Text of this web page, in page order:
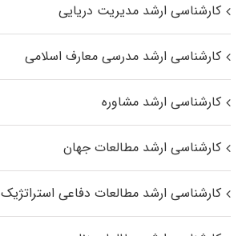
کارشناسی ارشد مدیریت دریایی
کارشناسی ارشد مدرسی معارف اسلامی
کارشناسی ارشد مشاوره
کارشناسی ارشد مطالعات جهان
کارشناسی ارشد مطالعات دفاعی استراتژیک